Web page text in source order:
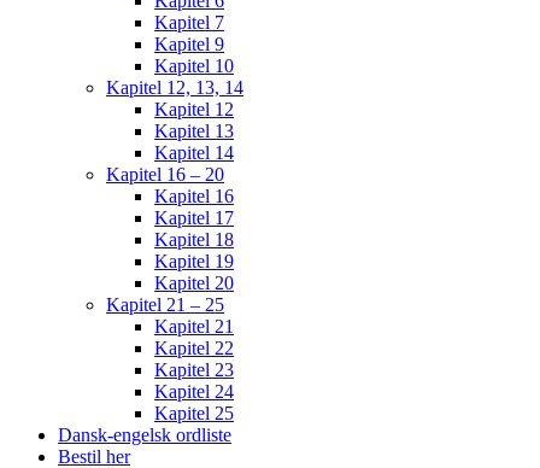
Kapitel 7
Kapitel 9
Kapitel 10
Kapitel 12, 13, 14
Kapitel 12
Kapitel 13
Kapitel 14
Kapitel 16 – 20
Kapitel 16
Kapitel 17
Kapitel 18
Kapitel 19
Kapitel 20
Kapitel 21 – 25
Kapitel 21
Kapitel 22
Kapitel 23
Kapitel 24
Kapitel 25
Dansk-engelsk ordliste
Bestil her